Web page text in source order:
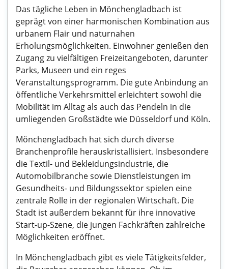
Das tägliche Leben in Mönchengladbach ist
geprägt von einer harmonischen Kombination aus
urbanem Flair und naturnahen
Erholungsmöglichkeiten. Einwohner genießen den
Zugang zu vielfältigen Freizeitangeboten, darunter
Parks, Museen und ein reges
Veranstaltungsprogramm. Die gute Anbindung an
öffentliche Verkehrsmittel erleichtert sowohl die
Mobilität im Alltag als auch das Pendeln in die
umliegenden Großstädte wie Düsseldorf und Köln.
Mönchengladbach hat sich durch diverse
Branchenprofile herauskristallisiert. Insbesondere
die Textil- und Bekleidungsindustrie, die
Automobilbranche sowie Dienstleistungen im
Gesundheits- und Bildungssektor spielen eine
zentrale Rolle in der regionalen Wirtschaft. Die
Stadt ist außerdem bekannt für ihre innovative
Start-up-Szene, die jungen Fachkräften zahlreiche
Möglichkeiten eröffnet.
In Mönchengladbach gibt es viele Tätigkeitsfelder,